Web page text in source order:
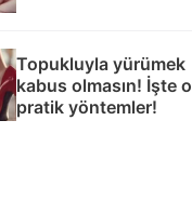
Topukluyla yürümek
kabus olmasın! İşte o
pratik yöntemler!